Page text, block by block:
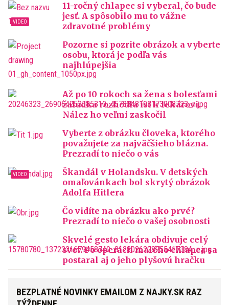
11-ročný chlapec si vyberal, čo bude
jesť. A spôsobilo mu to vážne
zdravotné problémy
Pozorne si pozrite obrázok a vyberte
osobu, ktorá je podľa vás
najhlúpejšia
Až po 10 rokoch sa žena s bolesťami
žalúdka rozhodla ísť k lekárovi.
Nález ho veľmi zaskočil
Vyberte z obrázku človeka, ktorého
považujete za najväčšieho blázna.
Prezradí to niečo o vás
Škandál v Holandsku. V detských
omaľovánkach bol skrytý obrázok
Adolfa Hitlera
Čo vidíte na obrázku ako prvé?
Prezradí to niečo o vašej osobnosti
Skvelé gesto lekára obdivuje celý
svet. Po operácii malého chlapca sa
postaral aj o jeho plyšovú hračku
BEZPLATNÉ NOVINKY EMAILOM Z NAJKY.SK RAZ